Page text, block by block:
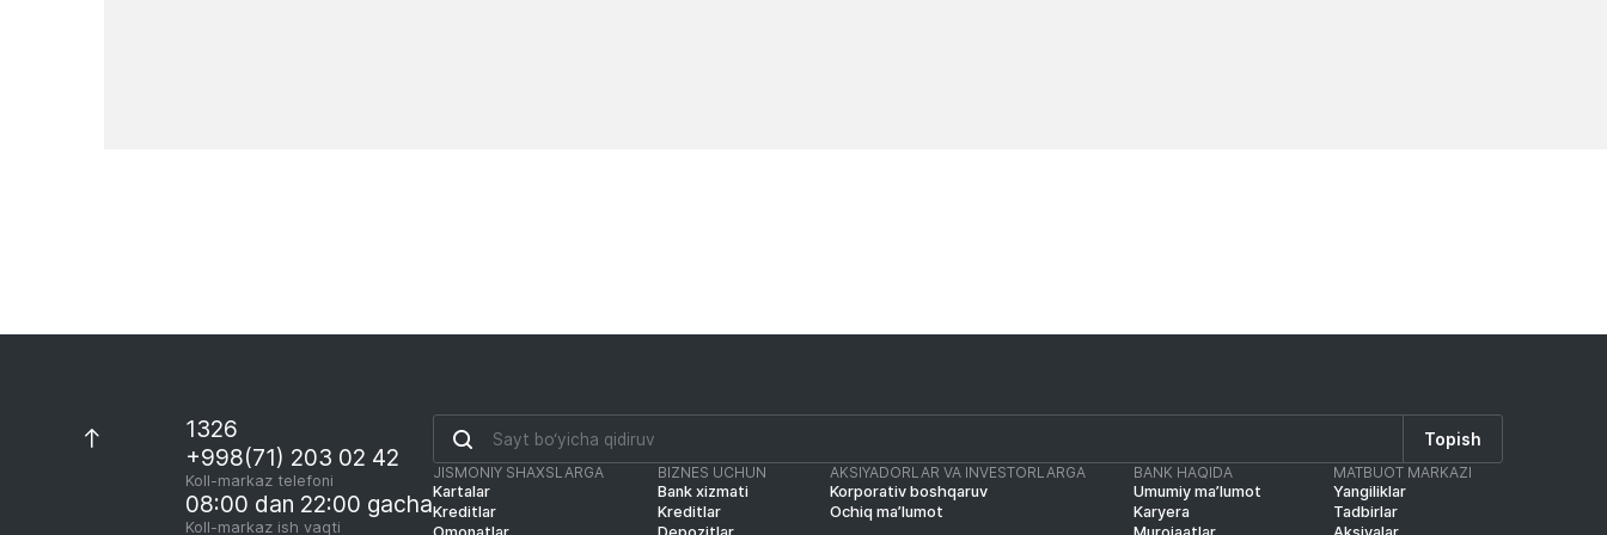
1326
+998(71) 203 02 42
Koll-markaz telefoni
08:00 dan 22:00 gacha
Koll-markaz ish vaqti
Topish
JISMONIY SHAXSLARGA
Kartalar
Kreditlar
BIZNES UCHUN
Bank xizmati
Kreditlar
AKSIYADORLAR VA INVESTORLARGA
Korporativ boshqaruv
Ochiq ma’lumot
BANK HAQIDA
Umumiy ma’lumot
Karyera
MATBUOT MARKAZI
Yangiliklar
Tadbirlar